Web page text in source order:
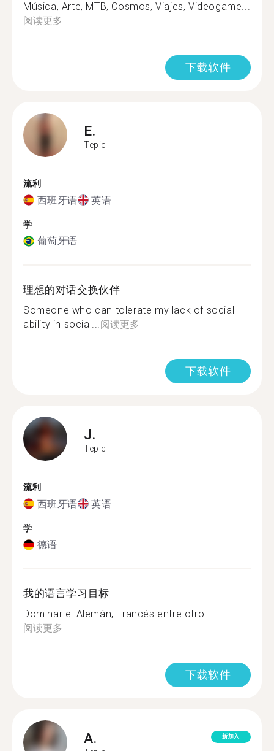
Música, Arte, MTB, Cosmos, Viajes, Videogame...
阅读更多
下载软件
E.
Tepic
流利
西班牙语 英语
学
葡萄牙语
理想的对话交换伙伴
Someone who can tolerate my lack of social
ability in social...阅读更多
下载软件
J.
Tepic
流利
西班牙语 英语
学
德语
我的语言学习目标
Dominar el Alemán, Francés entre otro...
阅读更多
下载软件
A. 新加入